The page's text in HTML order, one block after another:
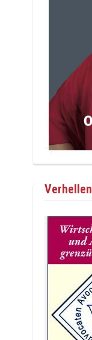
Verhellen